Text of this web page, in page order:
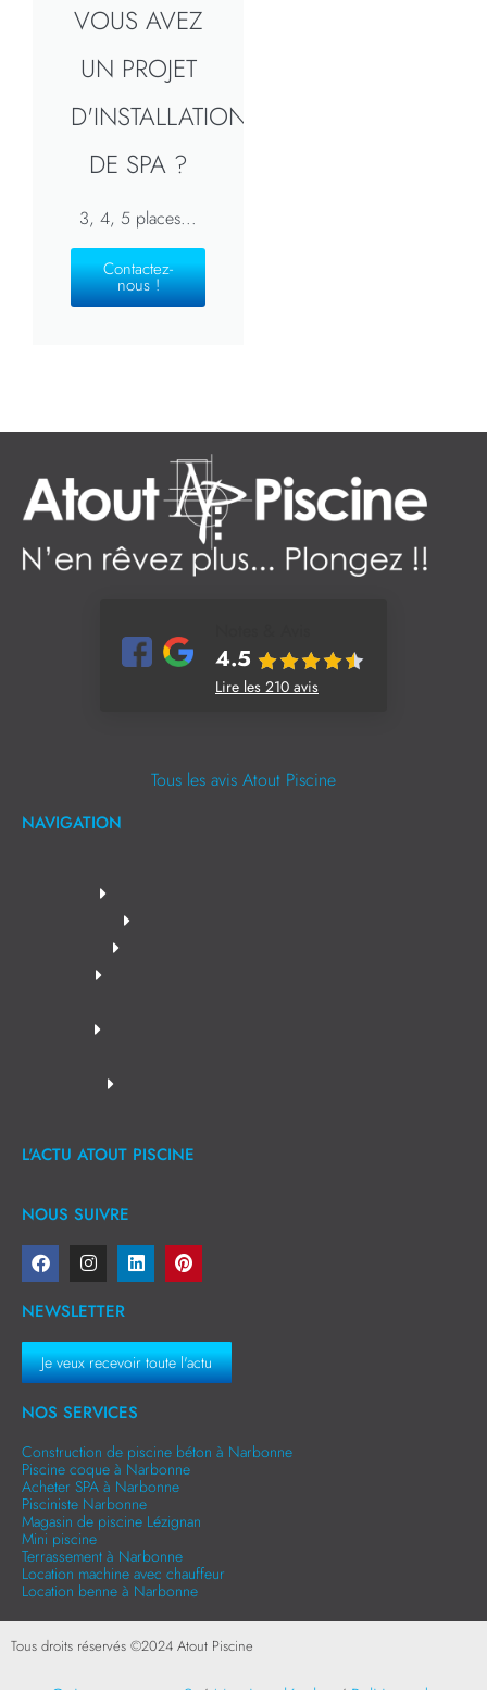
VOUS AVEZ
UN PROJET
D'INSTALLATION
DE SPA ?
3, 4, 5 places...
Contactez-
nous !
4.5
Lire les 210 avis
Tous les avis Atout Piscine
NAVIGATION
L'ACTU ATOUT PISCINE
NOUS SUIVRE
NEWSLETTER
Je veux recevoir toute l'actu
NOS SERVICES
Construction de piscine béton à Narbonne
Piscine coque à Narbonne
Acheter SPA à Narbonne
Pisciniste Narbonne
Magasin de piscine Lézignan
Mini piscine
Terrassement à Narbonne
Location machine avec chauffeur
Location benne à Narbonne
Tous droits réservés ©2024 Atout Piscine